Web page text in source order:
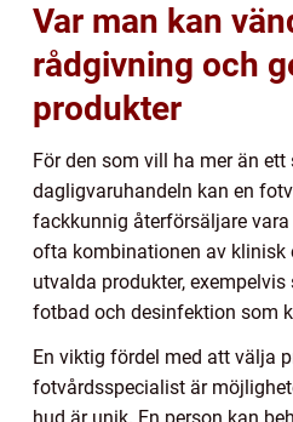
Var man kan
rådgivning och
produkter
För den som vill ha mer än
dagligvaruhandeln kan en
fackkunnig återförsäljare
ofta kombinationen av klinisk
utvalda produkter,
fotbad och desinfektion som
En viktig fördel med att välja
fotvårdsspecialist är